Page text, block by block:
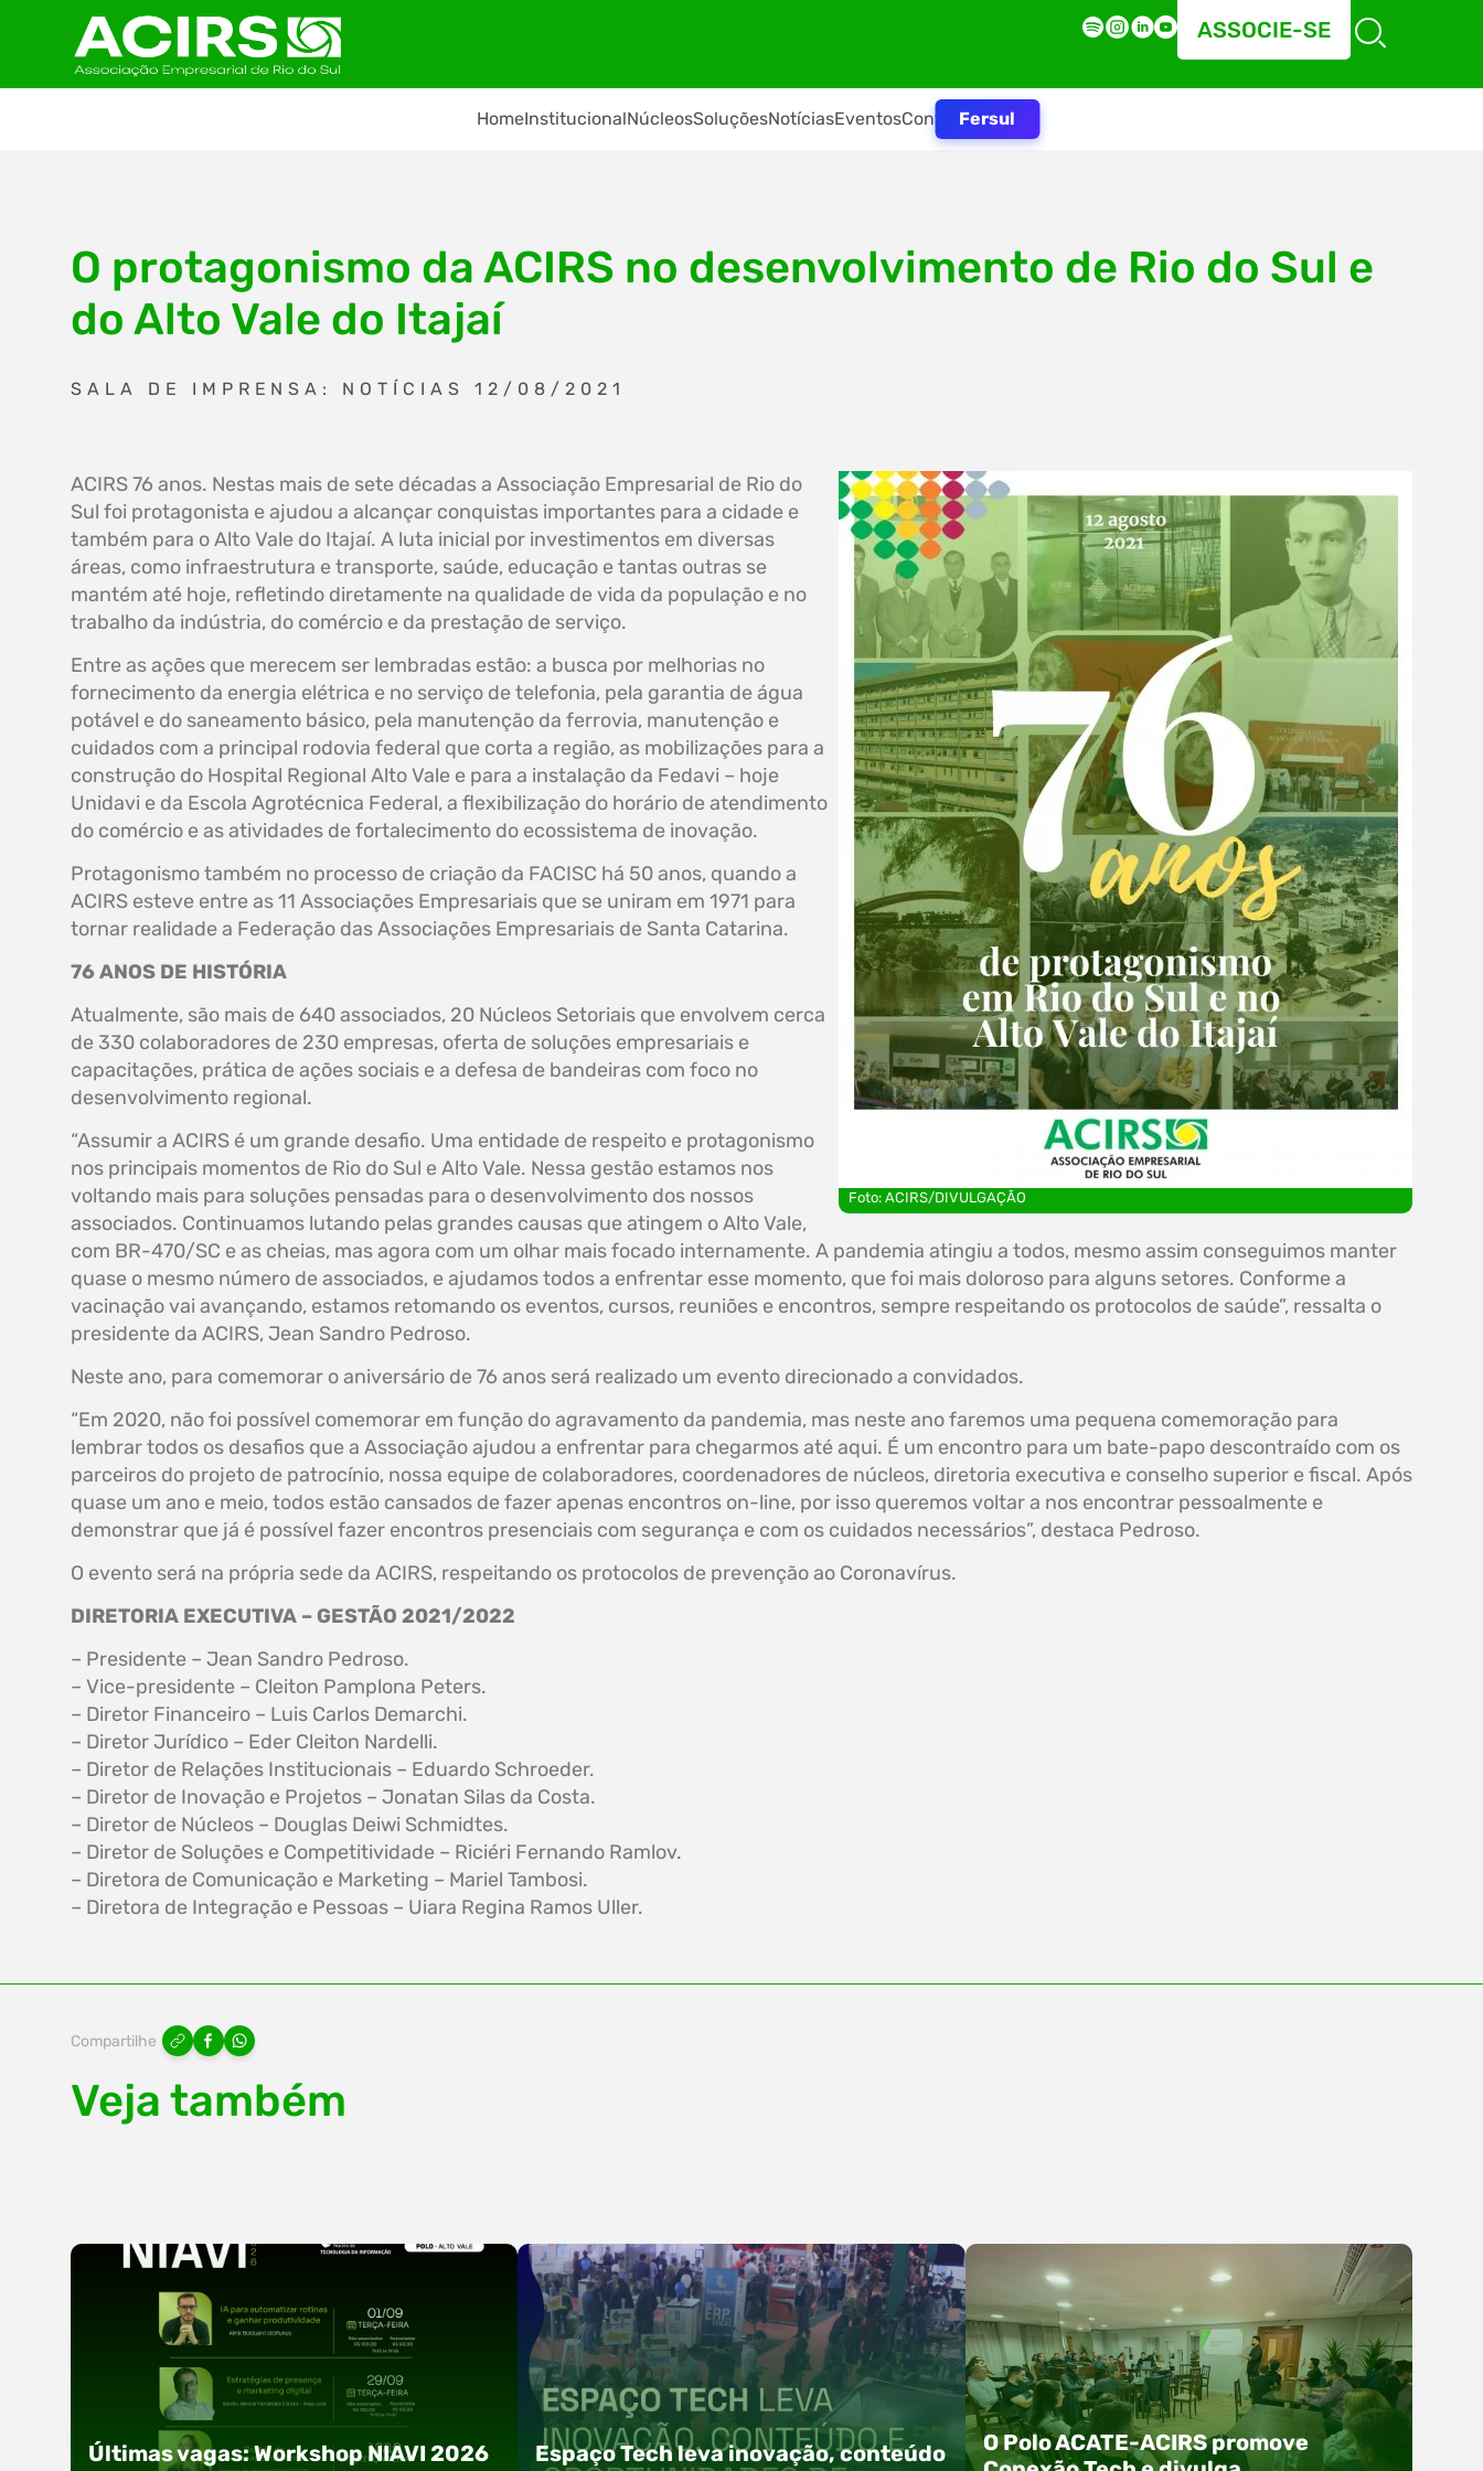
ASSOCIE-SE
HomeInstitucionalNúcleosSoluçõesNotíciasEventosContatoFersul
O protagonismo da ACIRS no desenvolvimento de Rio do Sul e
do Alto Vale do Itajaí
SALA DE IMPRENSA: NOTÍCIAS 12/08/2021
Foto: ACIRS/DIVULGAÇÃO
ACIRS 76 anos. Nestas mais de sete décadas a Associação Empresarial de Rio do
Sul foi protagonista e ajudou a alcançar conquistas importantes para a cidade e
também para o Alto Vale do Itajaí. A luta inicial por investimentos em diversas
áreas, como infraestrutura e transporte, saúde, educação e tantas outras se
mantém até hoje, refletindo diretamente na qualidade de vida da população e no
trabalho da indústria, do comércio e da prestação de serviço.
Entre as ações que merecem ser lembradas estão: a busca por melhorias no
fornecimento da energia elétrica e no serviço de telefonia, pela garantia de água
potável e do saneamento básico, pela manutenção da ferrovia, manutenção e
cuidados com a principal rodovia federal que corta a região, as mobilizações para a
construção do Hospital Regional Alto Vale e para a instalação da Fedavi – hoje
Unidavi e da Escola Agrotécnica Federal, a flexibilização do horário de atendimento
do comércio e as atividades de fortalecimento do ecossistema de inovação.
Protagonismo também no processo de criação da FACISC há 50 anos, quando a
ACIRS esteve entre as 11 Associações Empresariais que se uniram em 1971 para
tornar realidade a Federação das Associações Empresariais de Santa Catarina.
76 ANOS DE HISTÓRIA
Atualmente, são mais de 640 associados, 20 Núcleos Setoriais que envolvem cerca
de 330 colaboradores de 230 empresas, oferta de soluções empresariais e
capacitações, prática de ações sociais e a defesa de bandeiras com foco no
desenvolvimento regional.
“Assumir a ACIRS é um grande desafio. Uma entidade de respeito e protagonismo
nos principais momentos de Rio do Sul e Alto Vale. Nessa gestão estamos nos
voltando mais para soluções pensadas para o desenvolvimento dos nossos
associados. Continuamos lutando pelas grandes causas que atingem o Alto Vale,
com BR-470/SC e as cheias, mas agora com um olhar mais focado internamente. A pandemia atingiu a todos, mesmo assim conseguimos manter
quase o mesmo número de associados, e ajudamos todos a enfrentar esse momento, que foi mais doloroso para alguns setores. Conforme a
vacinação vai avançando, estamos retomando os eventos, cursos, reuniões e encontros, sempre respeitando os protocolos de saúde”, ressalta o
presidente da ACIRS, Jean Sandro Pedroso.
Neste ano, para comemorar o aniversário de 76 anos será realizado um evento direcionado a convidados.
“Em 2020, não foi possível comemorar em função do agravamento da pandemia, mas neste ano faremos uma pequena comemoração para
lembrar todos os desafios que a Associação ajudou a enfrentar para chegarmos até aqui. É um encontro para um bate-papo descontraído com os
parceiros do projeto de patrocínio, nossa equipe de colaboradores, coordenadores de núcleos, diretoria executiva e conselho superior e fiscal. Após
quase um ano e meio, todos estão cansados de fazer apenas encontros on-line, por isso queremos voltar a nos encontrar pessoalmente e
demonstrar que já é possível fazer encontros presenciais com segurança e com os cuidados necessários”, destaca Pedroso.
O evento será na própria sede da ACIRS, respeitando os protocolos de prevenção ao Coronavírus.
DIRETORIA EXECUTIVA – GESTÃO 2021/2022
– Presidente – Jean Sandro Pedroso.
– Vice-presidente – Cleiton Pamplona Peters.
– Diretor Financeiro – Luis Carlos Demarchi.
– Diretor Jurídico – Eder Cleiton Nardelli.
– Diretor de Relações Institucionais – Eduardo Schroeder.
– Diretor de Inovação e Projetos – Jonatan Silas da Costa.
– Diretor de Núcleos – Douglas Deiwi Schmidtes.
– Diretor de Soluções e Competitividade – Riciéri Fernando Ramlov.
– Diretora de Comunicação e Marketing – Mariel Tambosi.
– Diretora de Integração e Pessoas – Uiara Regina Ramos Uller.
Compartilhe
Veja também
Últimas vagas: Workshop NIAVI 2026
Espaço Tech leva inovação, conteúdo
O Polo ACATE-ACIRS promove